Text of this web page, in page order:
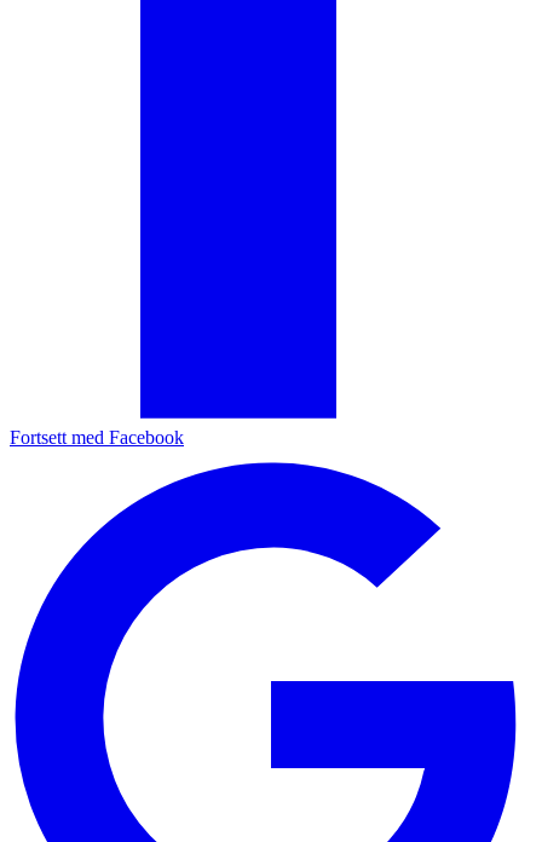
Fortsett med Facebook